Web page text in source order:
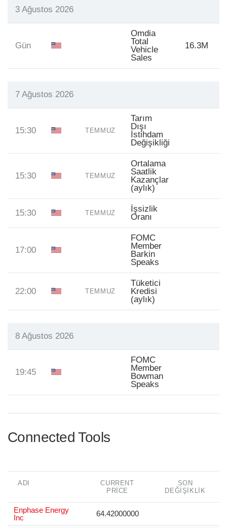
3 Ağustos 2026
Gün
Omdia
Total
Vehicle
Sales
16.3M
7 Ağustos 2026
15:30 TEMMUZ
Tarım
Dışı
İstihdam
Değişikliği
15:30 TEMMUZ
Ortalama
Saatlik
Kazançlar
(aylık)
15:30 TEMMUZ
İşsizlik
Oranı
17:00
FOMC
Member
Barkin
Speaks
22:00 TEMMUZ
Tüketici
Kredisi
(aylık)
8 Ağustos 2026
19:45
FOMC
Member
Bowman
Speaks
Connected Tools
ADI
CURRENT
PRICE
SON
DEĞIŞIKLIK
Enphase Energy
Inc
64.42000000